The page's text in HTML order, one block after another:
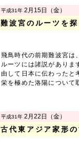
平成31年 2月15日（金）
難波宮のルーツを
飛鳥時代の前期難波宮は
ルーツには諸説があり
由して日本に伝わったと
栄を極めた洛陽について
平成31年 2月22日（金）
古代東アジア家形